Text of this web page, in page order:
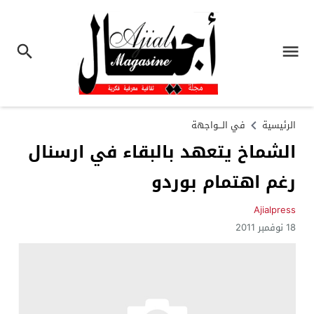
الرئيسية في الـــواجهة
الشماخ يتعهد بالبقاء في ارسنال
رغم اهتمام بوردو
Ajialpress
18 نوفمبر 2011